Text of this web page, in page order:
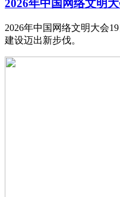
2026年中国网络文明
2026年中国网络文明大会
建设迈出新步伐。